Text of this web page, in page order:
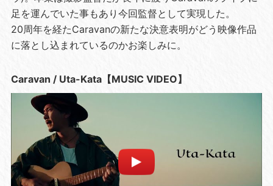
足を運んでいた事もあり今回監督として実現した。
20周年を経たCaravanの新たな決意表明がどう映像作品
に落とし込まれているのかお楽しみに。
Caravan / Uta-Kata【MUSIC VIDEO】